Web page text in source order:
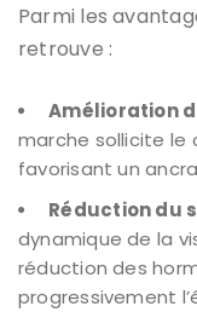
Parmi les
retrouve :
Amélioration
marche sollicite le
favorisant un
Réduction du
dynamique de la
réduction des
progressivement